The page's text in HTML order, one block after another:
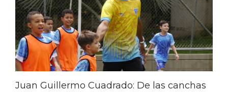
Juan Guillermo Cuadrado: De las canchas